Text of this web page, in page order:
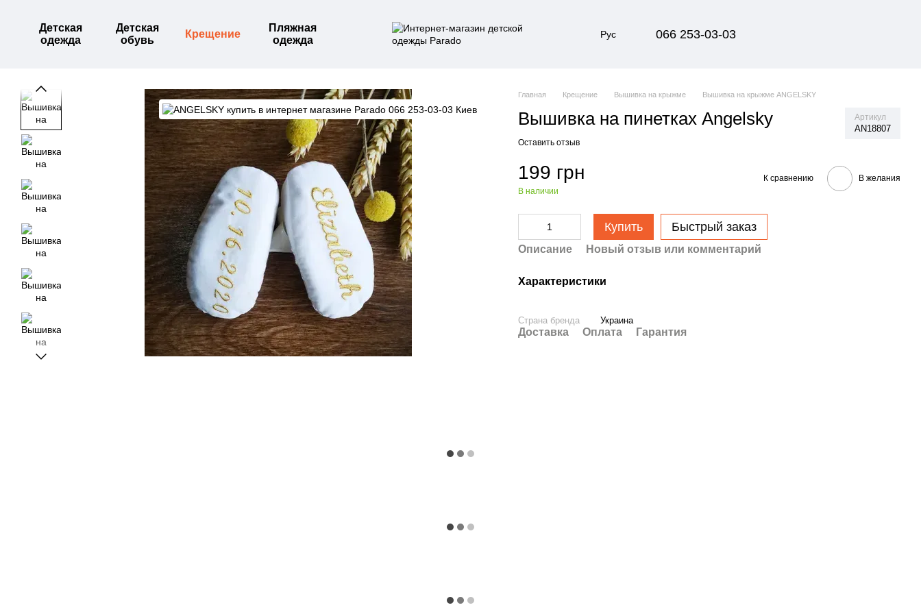
Детская
одежда
Детская
обувь
Крещение
Пляжная
одежда
Рус 066 253-03-03
Главная Крещение Вышивка на крыжме Вышивка на крыжме ANGELSKY
Вышивка на пинетках Angelsky Артикул
AN18807
Оставить отзыв
199 грн
В наличии
К сравнению В желания
Купить Быстрый заказ
Описание Новый отзыв или комментарий
Характеристики
Страна бренда Украина
Доставка Оплата Гарантия